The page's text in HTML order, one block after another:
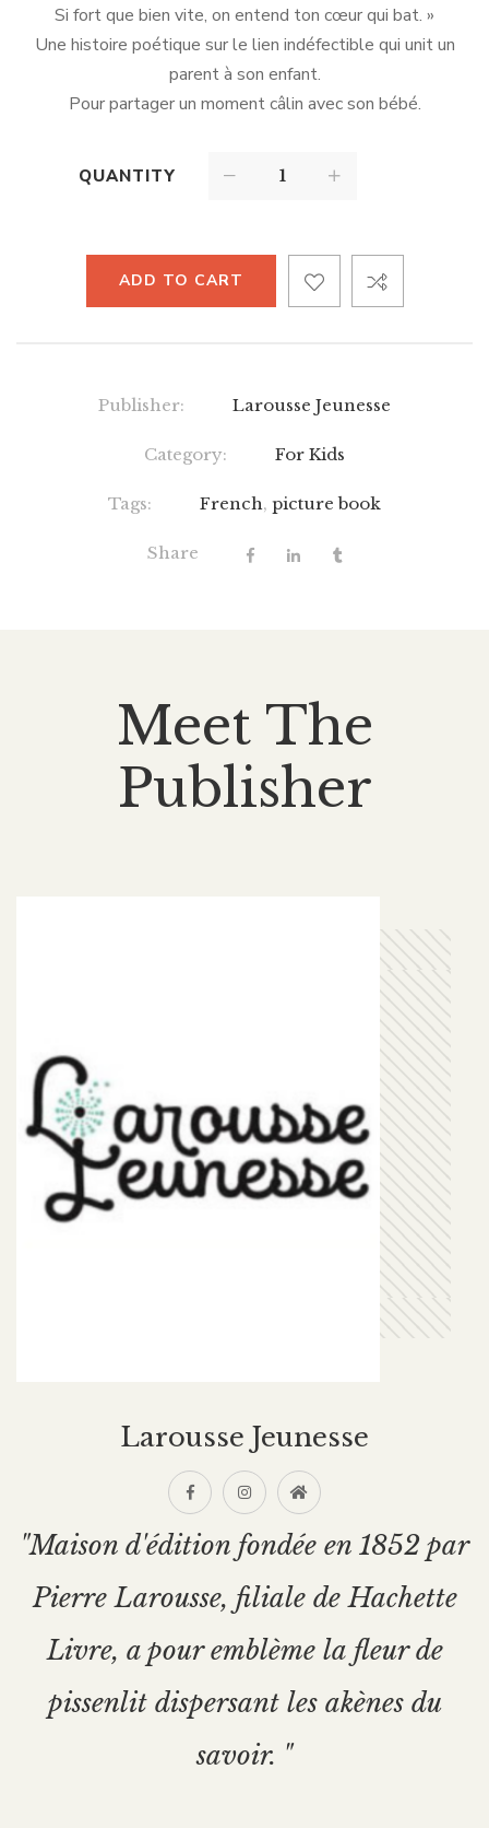
Si fort que bien vite, on entend ton cœur qui bat. »
Une histoire poétique sur le lien indéfectible qui unit un
parent à son enfant.
Pour partager un moment câlin avec son bébé.
QUANTITY
ADD TO CART
Publisher: Larousse Jeunesse
Category: For Kids
Tags: French, picture book
Share
Meet The
Publisher
Larousse Jeunesse
"Maison d'édition fondée en 1852 par
Pierre Larousse, filiale de Hachette
Livre, a pour emblème la fleur de
pissenlit dispersant les akènes du
savoir. "